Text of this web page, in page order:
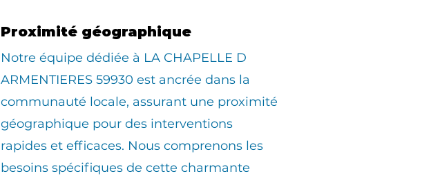
Proximité géographique
​Notre équipe dédiée à LA CHAPELLE D
ARMENTIERES 59930 est ancrée dans la
communauté locale, assurant une proximité
géographique pour des interventions
rapides et efficaces. Nous comprenons les
besoins spécifiques de cette charmante